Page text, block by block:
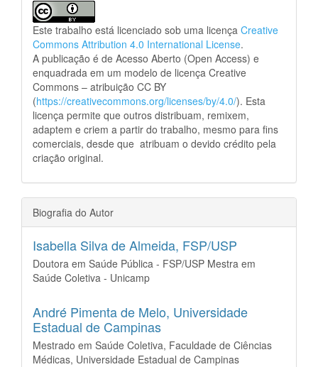
Este trabalho está licenciado sob uma licença Creative
Commons Attribution 4.0 International License.
A publicação é de Acesso Aberto (Open Access) e
enquadrada em um modelo de licença Creative
Commons – atribuição CC BY
(https://creativecommons.org/licenses/by/4.0/). Esta
licença permite que outros distribuam, remixem,
adaptem e criem a partir do trabalho, mesmo para fins
comerciais, desde que atribuam o devido crédito pela
criação original.
Biografia do Autor
Isabella Silva de Almeida, FSP/USP
Doutora em Saúde Pública - FSP/USP Mestra em
Saúde Coletiva - Unicamp
André Pimenta de Melo, Universidade
Estadual de Campinas
Mestrado em Saúde Coletiva, Faculdade de Ciências
Médicas, Universidade Estadual de Campinas